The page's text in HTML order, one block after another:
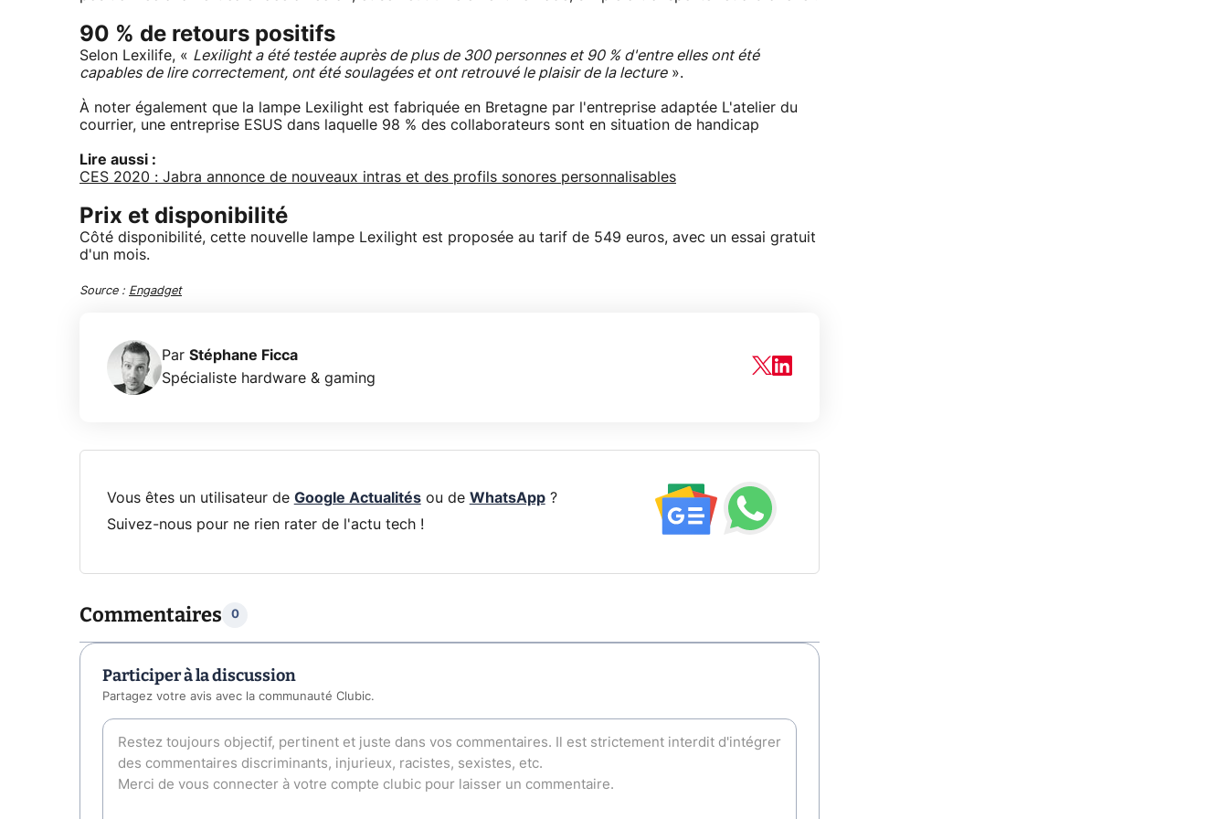
90 % de retours positifs
Selon Lexilife, « Lexilight a été testée auprès de plus de 300 personnes et 90 % d'entre elles ont été
capables de lire correctement, ont été soulagées et ont retrouvé le plaisir de la lecture».
À noter également que la lampe Lexilight est fabriquée en Bretagne par l'entreprise adaptée L'atelier du
courrier, une entreprise ESUS dans laquelle 98 % des collaborateurs sont en situation de handicap
Lire aussi :
CES 2020 : Jabra annonce de nouveaux intras et des profils sonores personnalisables
Prix et disponibilité
Côté disponibilité, cette nouvelle lampe Lexilight est proposée au tarif de 549 euros, avec un essai gratuit
d'un mois.
Source : Engadget
Par Stéphane Ficca
Spécialiste hardware & gaming
Vous êtes un utilisateur de Google Actualitésou de WhatsApp?
Suivez-nous pour ne rien rater de l'actu tech !
Commentaires 0
Participer à la discussion
Partagez votre avis avec la communauté Clubic.